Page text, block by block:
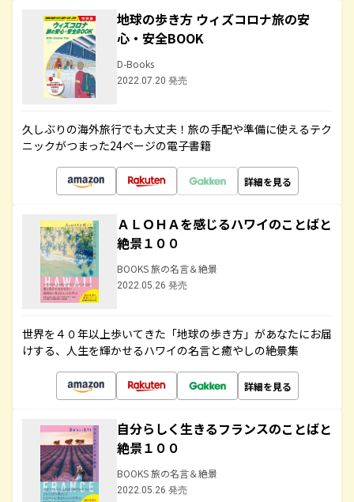
地球の歩き方 ウィズコロナ旅の安
心・安全BOOK
D-Books
2022.07.20 発売
久しぶりの海外旅行でも大丈夫！旅の手配や準備に使えるテク
ニックがつまった24ページの電子書籍
詳細を見る
ＡＬＯＨＡを感じるハワイのことばと
絶景１００
BOOKS 旅の名言＆絶景
2022.05.26 発売
世界を４０年以上歩いてきた「地球の歩き方」があなたにお届
けする、人生を輝かせるハワイの名言と癒やしの絶景集
詳細を見る
自分らしく生きるフランスのことばと
絶景１００
BOOKS 旅の名言＆絶景
2022.05.26 発売